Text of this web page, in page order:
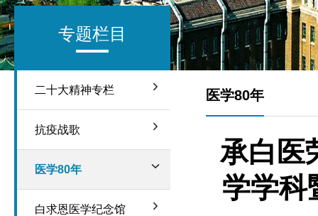
专题栏目
二十大精神专栏
抗疫战歌
医学80年
白求恩医学纪念馆
医学80年
承白医
学学科